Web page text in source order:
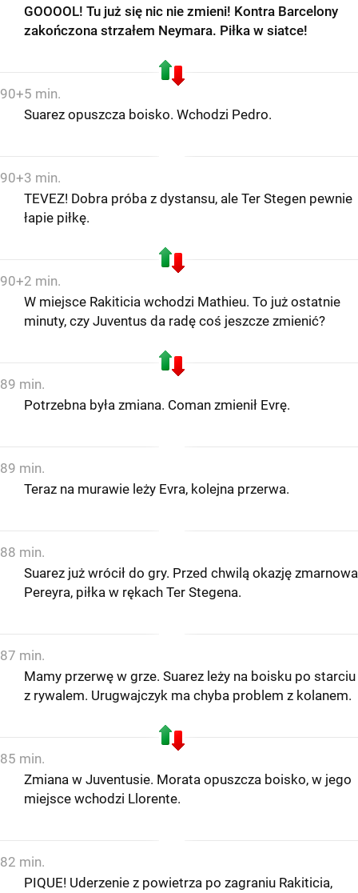
GOOOOL! Tu już się nic nie zmieni! Kontra Barcelony
zakończona strzałem Neymara. Piłka w siatce!
90+5 min.
Suarez opuszcza boisko. Wchodzi Pedro.
90+3 min.
TEVEZ! Dobra próba z dystansu, ale Ter Stegen pewnie
łapie piłkę.
90+2 min.
W miejsce Rakiticia wchodzi Mathieu. To już ostatnie
minuty, czy Juventus da radę coś jeszcze zmienić?
89 min.
Potrzebna była zmiana. Coman zmienił Evrę.
89 min.
Teraz na murawie leży Evra, kolejna przerwa.
88 min.
Suarez już wrócił do gry. Przed chwilą okazję
Pereyra, piłka w rękach Ter Stegena.
87 min.
Mamy przerwę w grze. Suarez leży na boisku po starciu
z rywalem. Urugwajczyk ma chyba problem z kolanem.
85 min.
Zmiana w Juventusie. Morata opuszcza boisko, w jego
miejsce wchodzi Llorente.
82 min.
PIQUE! Uderzenie z powietrza po zagraniu Rakiticia,